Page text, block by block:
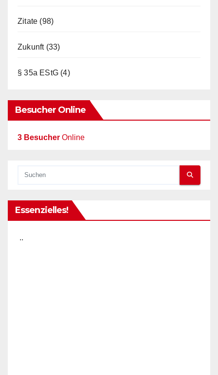
Zitate (98)
Zukunft(33)
§ 35a EStG (4)
Besucher Online
3 Besucher Online
Essenzielles!
..